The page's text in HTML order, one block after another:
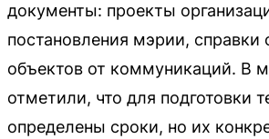
документы: проекты
постановления мэрии, справки
объектов от коммуникаций. В
отметили, что для подготовки
определены сроки, но их